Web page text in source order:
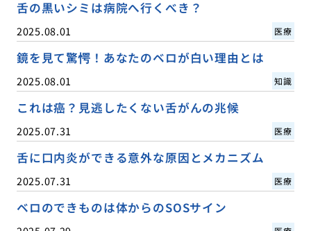
舌の黒いシミは病院へ行くべき？
2025.08.01 医療
鏡を見て驚愕！あなたのベロが白い理由とは
2025.08.01 知識
これは癌？見逃したくない舌がんの兆候
2025.07.31 医療
舌に口内炎ができる意外な原因とメカニズム
2025.07.31 医療
ベロのできものは体からのSOSサイン